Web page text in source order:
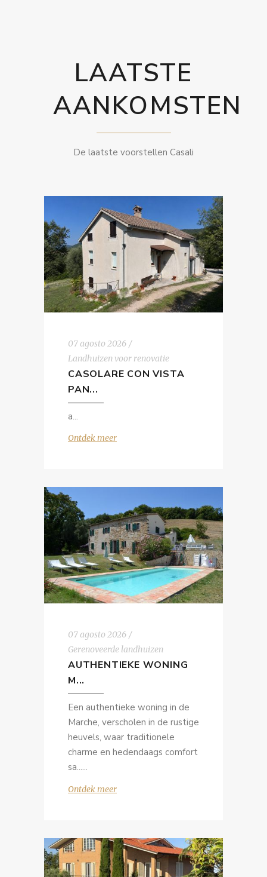
LAATSTE
AANKOMSTEN
De laatste voorstellen Casali
07 agosto 2026
Landhuizen voor renovatie
CASOLARE CON VISTA
PAN...
a
Ontdek meer
07 agosto 2026
Gerenoveerde landhuizen
AUTHENTIEKE WONING
M...
Een authentieke woning in de
Marche, verscholen in de rustige
heuvels, waar traditionele
charme en hedendaags comfort
sa...
Ontdek meer